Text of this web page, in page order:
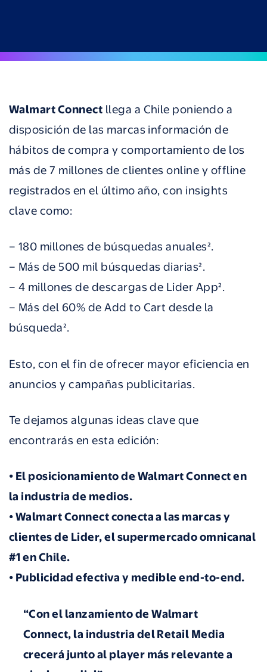
Walmart Connect llega a Chile poniendo a
disposición de las marcas información de
hábitos de compra y comportamiento de los
más de 7 millones de clientes online y offline
registrados en el último año, con insights
clave como:
– 180 millones de búsquedas anuales².
– Más de 500 mil búsquedas diarias².
– 4 millones de descargas de Lider App².
– Más del 60% de Add to Cart desde la
búsqueda².
Esto, con el fin de ofrecer mayor eficiencia en
anuncios y campañas publicitarias.
Te dejamos algunas ideas clave que
encontrarás en esta edición:
• El posicionamiento de Walmart Connect en
la industria de medios.
• Walmart Connect conecta a las marcas y
clientes de Lider, el supermercado omnicanal
#1 en Chile.
• Publicidad efectiva y medible end-to-end.
“Con el lanzamiento de Walmart
Connect, la industria del Retail Media
crecerá junto al player más relevante a